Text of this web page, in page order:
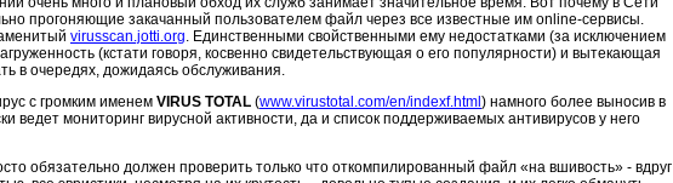
прогоняющие закачанный пользователем файл через все известные им online-сервисы.
virusscan.jotti.org. Единственными свойственными ему недостатками (за исключением
(кстати говоря, косвенно свидетельствующая о его популярности) и вытекающая
в очередях, дожидаясь обслуживания.
с громким именем VIRUS TOTAL (www.virustotal.com/en/indexf.html ) намного более выносив в
ведет мониторинг вирусной активности, да и список поддерживаемых антивирусов у него
обязательно должен проверить только что откомпилированный файл «на вшивость» - вдруг